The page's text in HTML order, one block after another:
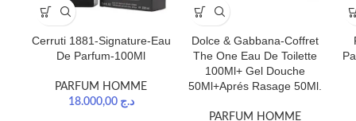
Cerruti 1881-Signature-Eau
De Parfum-100Ml
PARFUM HOMME
د.ج 18.000,00
Dolce & Gabbana-Coffret
The One Eau De Toilette
100Ml+ Gel Douche
50Ml+Aprés Rasage 50Ml.
PARFUM HOMME